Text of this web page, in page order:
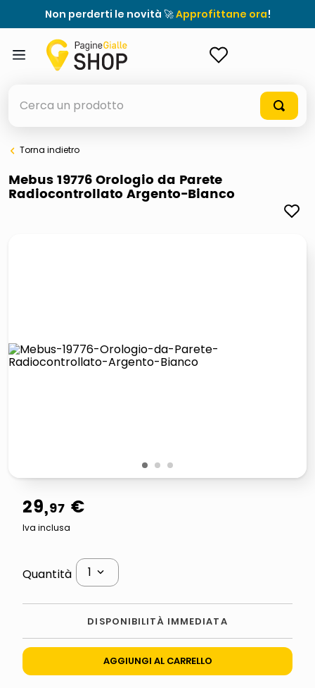
Non perderti le novità 🚀Approfittane ora!
elenchi telefonici
orologio parete
lucidatrice pavimenti
pattumiera raccolta differenziata
Torna indietro
Mebus 19776 Orologio da Parete
Radiocontrollato Argento-Bianco
1 2 3
29,97 €
Iva inclusa
Quantità 1
DISPONIBILITÀ IMMEDIATA
AGGIUNGI AL CARRELLO